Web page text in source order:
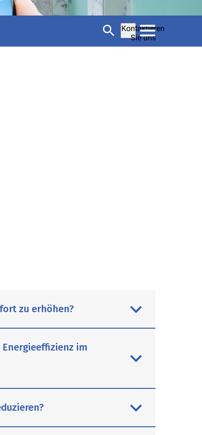
Kontaktieren
Sie uns
zu erhöhen?
und Toiletten mit Bidet-
individuell anpassen. Die
beim Entspannen in der
im